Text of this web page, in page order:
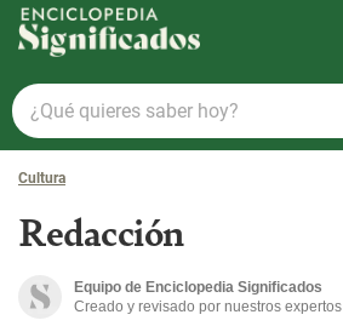
Enciclopedia Significados
¿Qué
quieres
saber
hoy?
Cultura
Redacción
Equipo de Enciclopedia Significados
Creado y revisado por nuestros expertos